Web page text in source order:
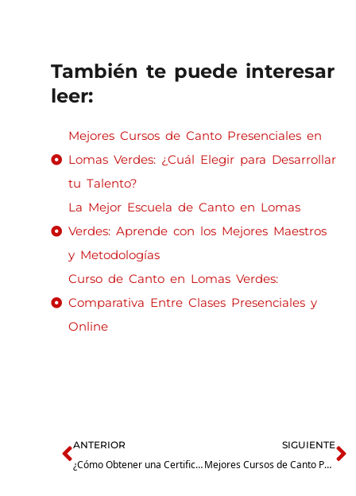
También te puede interesar
leer:
Mejores Cursos de Canto Presenciales en
Lomas Verdes: ¿Cuál Elegir para Desarrollar
tu Talento?
La Mejor Escuela de Canto en Lomas
Verdes: Aprende con los Mejores Maestros
y Metodologías
Curso de Canto en Lomas Verdes:
Comparativa Entre Clases Presenciales y
Online
ANTERIOR
¿Cómo Obtener una Certificación de Guitarra Eléctrica Gratis? Guía Completa con Genesys Music Academy
SIGUIENTE
Mejores Cursos de Canto Presenciales en Lomas Verdes: ¿Cuál Elegir para Desarrollar tu Talento?